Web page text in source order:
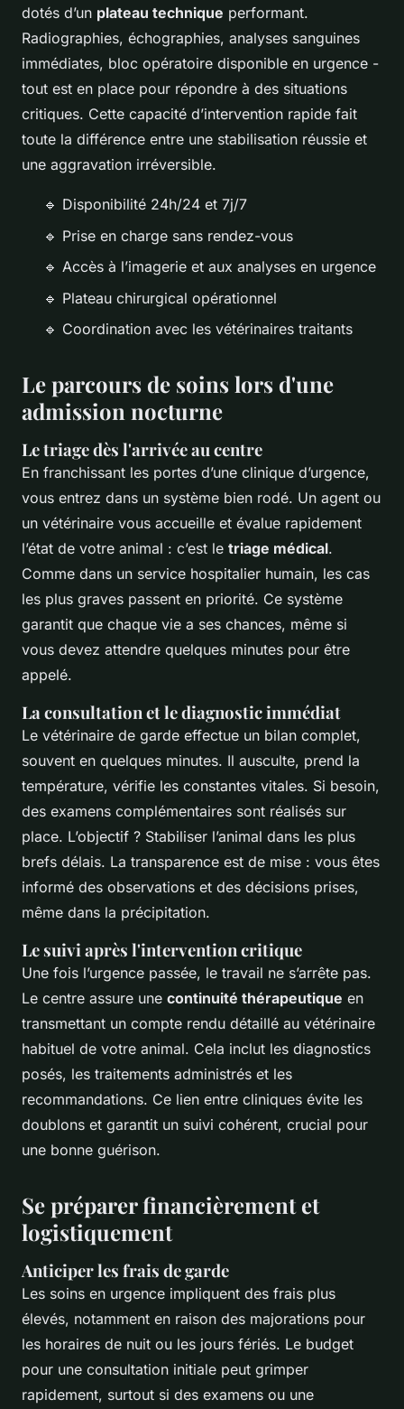
dotés d’un plateau technique performant.
Radiographies, échographies, analyses sanguines
immédiates, bloc opératoire disponible en urgence -
tout est en place pour répondre à des situations
critiques. Cette capacité d’intervention rapide fait
toute la différence entre une stabilisation réussie et
une aggravation irréversible.
🔹 Disponibilité 24h/24 et 7j/7
🔹 Prise en charge sans rendez-vous
🔹 Accès à l’imagerie et aux analyses en urgence
🔹 Plateau chirurgical opérationnel
🔹 Coordination avec les vétérinaires traitants
Le parcours de soins lors d'une
admission nocturne
Le triage dès l'arrivée au centre
En franchissant les portes d’une clinique d’urgence,
vous entrez dans un système bien rodé. Un agent ou
un vétérinaire vous accueille et évalue rapidement
l’état de votre animal : c’est le triage médical.
Comme dans un service hospitalier humain, les cas
les plus graves passent en priorité. Ce système
garantit que chaque vie a ses chances, même si
vous devez attendre quelques minutes pour être
appelé.
La consultation et le diagnostic immédiat
Le vétérinaire de garde effectue un bilan complet,
souvent en quelques minutes. Il ausculte, prend la
température, vérifie les constantes vitales. Si besoin,
des examens complémentaires sont réalisés sur
place. L’objectif ? Stabiliser l’animal dans les plus
brefs délais. La transparence est de mise : vous êtes
informé des observations et des décisions prises,
même dans la précipitation.
Le suivi après l'intervention critique
Une fois l’urgence passée, le travail ne s’arrête pas.
Le centre assure une continuité thérapeutique en
transmettant un compte rendu détaillé au vétérinaire
habituel de votre animal. Cela inclut les diagnostics
posés, les traitements administrés et les
recommandations. Ce lien entre cliniques évite les
doublons et garantit un suivi cohérent, crucial pour
une bonne guérison.
Se préparer financièrement et
logistiquement
Anticiper les frais de garde
Les soins en urgence impliquent des frais plus
élevés, notamment en raison des majorations pour
les horaires de nuit ou les jours fériés. Le budget
pour une consultation initiale peut grimper
rapidement, surtout si des examens ou une